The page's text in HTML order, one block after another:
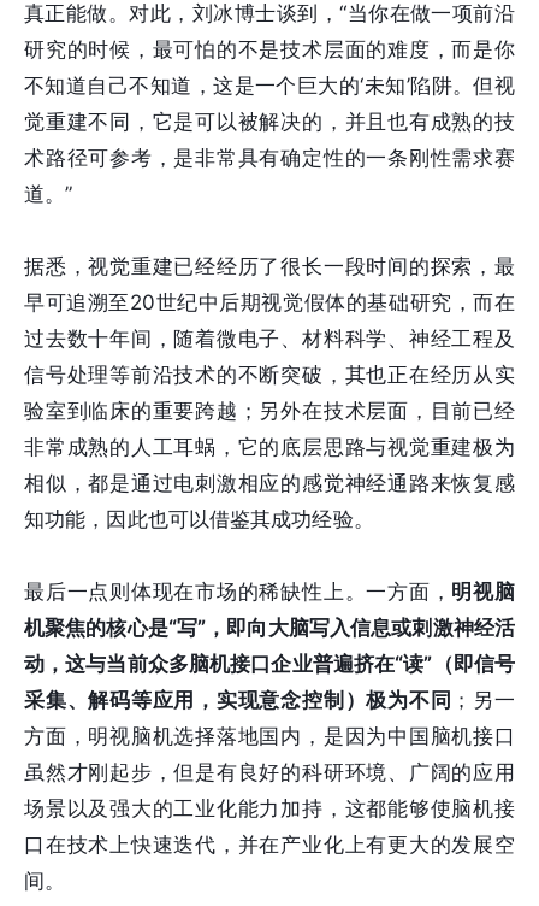
真正能做。对此，刘冰博士谈到，“当你在做一项前沿
研究的时候，最可怕的不是技术层面的难度，而是你
不知道自己不知道，这是一个巨大的‘未知’陷阱。但视
觉重建不同，它是可以被解决的，并且也有成熟的技
术路径可参考，是非常具有确定性的一条刚性需求赛
道。”
据悉，视觉重建已经经历了很长一段时间的探索，最
早可追溯至20世纪中后期视觉假体的基础研究，而在
过去数十年间，随着微电子、材料科学、神经工程及
信号处理等前沿技术的不断突破，其也正在经历从实
验室到临床的重要跨越；另外在技术层面，目前已经
非常成熟的人工耳蜗，它的底层思路与视觉重建极为
相似，都是通过电刺激相应的感觉神经通路来恢复感
知功能，因此也可以借鉴其成功经验。
最后一点则体现在市场的稀缺性上。一方面， 明视脑
机聚焦的核心是“写”，即向大脑写入信息或刺激神经活
动，这与当前众多脑机接口企业普遍挤在“读”（即信号
采集、解码等应用，实现意念控制）极为不同 ；另一
方面，明视脑机选择落地国内，是因为中国脑机接口
虽然才刚起步，但是有良好的科研环境、广阔的应用
场景以及强大的工业化能力加持，这都能够使脑机接
口在技术上快速迭代，并在产业化上有更大的发展空
间。